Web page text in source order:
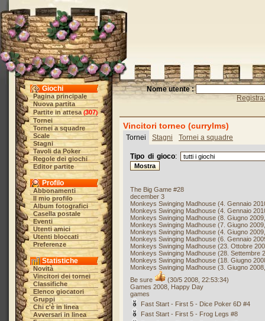
Giochi
Pagina principale
Nuova partita
Partite in attesa (307)
Tornei
Tornei a squadre
Scale
Stagni
Tavoli da Poker
Regole dei giochi
Editor partite
Profilo
Abbonamenti
Il mio profilo
Album fotografici
Casella postale
Eventi
Utenti amici
Utenti bloccati
Preferenze
Statistiche
Novità
Vincitori dei tornei
Classifiche
Elenco giocatori
Gruppi
Chi c'è in linea
Avversari in linea
Nome utente :
Vincitori torneo (currylms)
Tornei Stagni Tornei a squadre
Tipo di gioco:
The Big Game #28
december 3
Monkeys Swinging Madhouse (4. Gennaio
Monkeys Swinging Madhouse (4. Gennaio
Monkeys Swinging Madhouse (8. Giugno
Monkeys Swinging Madhouse (7. Giugno
Monkeys Swinging Madhouse (4. Giugno
Monkeys Swinging Madhouse (6. Gennaio
Monkeys Swinging Madhouse (23. Ottobre
Monkeys Swinging Madhouse (28. Settembre
Monkeys Swinging Madhouse (18. Giugno
Monkeys Swinging Madhouse (3. Giugno
Be sure
(30/5 2008, 22:53:34)
Games 2008, Happy Day
games
Fast Start - First 5 - Dice Poker 6D #4
Fast Start - First 5 - Frog Legs #8